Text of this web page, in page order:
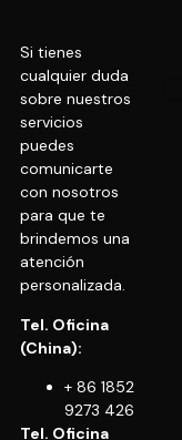
Si tienes
cualquier duda
sobre nuestros
servicios
puedes
comunicarte
con nosotros
para que te
brindemos una
atención
personalizada.
Tel. Oficina
(China):
+ 86 1852
9273 426
Tel. Oficina